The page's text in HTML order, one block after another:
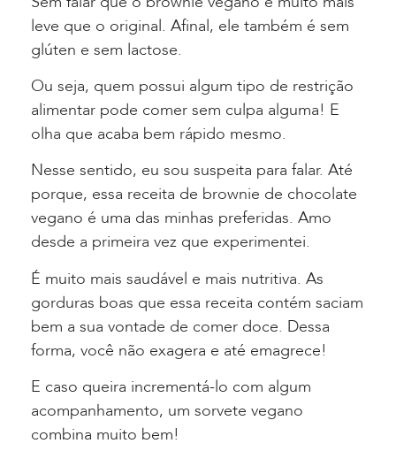
leve que o original. Afinal, ele também é sem
glúten e sem lactose.
Ou seja, quem possui algum tipo de restrição
alimentar pode comer sem culpa alguma! E
olha que acaba bem rápido mesmo.
Nesse sentido, eu sou suspeita para falar. Até
porque, essa receita de brownie de chocolate
vegano é uma das minhas preferidas. Amo
desde a primeira vez que experimentei.
É muito mais saudável e mais nutritiva. As
gorduras boas que essa receita contém saciam
bem a sua vontade de comer doce. Dessa
forma, você não exagera e até emagrece!
E caso queira incrementá-lo com algum
acompanhamento, um sorvete vegano
combina muito bem!